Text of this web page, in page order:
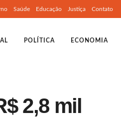
Saúde Educação Justiça Contato
POLÍTICA ECONOMIA
2,8 mil